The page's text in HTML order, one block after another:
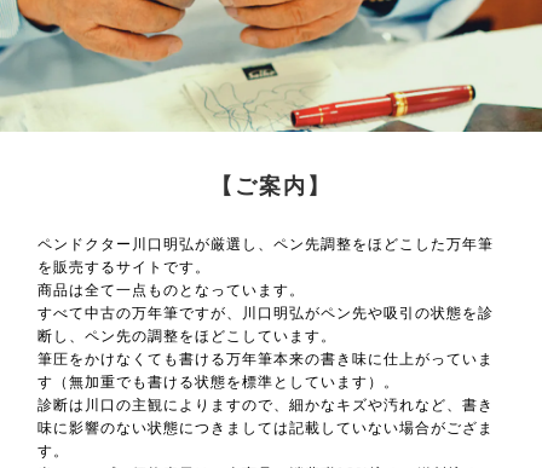
【ご案内】
ペンドクター川口明弘が厳選し、ペン先調整をほどこした万年筆
を販売するサイトです。
商品は全て一点ものとなっています。
すべて中古の万年筆ですが、川口明弘がペン先や吸引の状態を診
断し、ペン先の調整をほどこしています。
筆圧をかけなくても書ける万年筆本来の書き味に仕上がっていま
す（無加重でも書ける状態を標準としています）。
診断は川口の主観によりますので、細かなキズや汚れなど、書き
味に影響のない状態につきましては記載していない場合がござま
す。